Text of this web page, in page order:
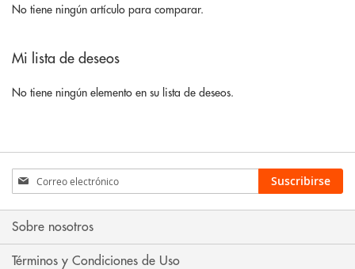
DE
No tiene ningún artículo para comparar.
Mi lista de deseos
No tiene ningún elemento en su lista de deseos.
Inscríbase
a
nuestro
boletín
noticias:
Suscribirse
Sobre nosotros
Términos y Condiciones de Uso